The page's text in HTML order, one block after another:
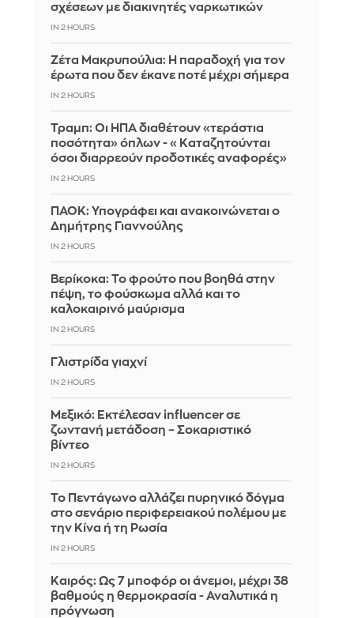
σχέσεων με διακινητές ναρκωτικών
IN 2 HOURS
Ζέτα Μακρυπούλια: Η παραδοχή για τον
έρωτα που δεν έκανε ποτέ μέχρι σήμερα
IN 2 HOURS
Τραμπ: Οι ΗΠΑ διαθέτουν «τεράστια
ποσότητα» όπλων - «Καταζητούνται
όσοι διαρρεούν προδοτικές αναφορές»
IN 2 HOURS
ΠΑΟΚ: Υπογράφει και ανακοινώνεται ο
Δημήτρης Γιαννούλης
IN 2 HOURS
Βερίκοκα: Το φρούτο που βοηθά στην
πέψη, το φούσκωμα αλλά και το
καλοκαιρινό μαύρισμα
IN 2 HOURS
Γλιστρίδα γιαχνί
IN 2 HOURS
Μεξικό: Εκτέλεσαν influencer σε
ζωντανή μετάδοση – Σοκαριστικό
βίντεο
IN 2 HOURS
Το Πεντάγωνο αλλάζει πυρηνικό δόγμα
στο σενάριο περιφερειακού πολέμου με
την Κίνα ή τη Ρωσία
IN 2 HOURS
Καιρός: Ως 7 μποφόρ οι άνεμοι, μέχρι 38
βαθμούς η θερμοκρασία - Αναλυτικά η
πρόγνωση